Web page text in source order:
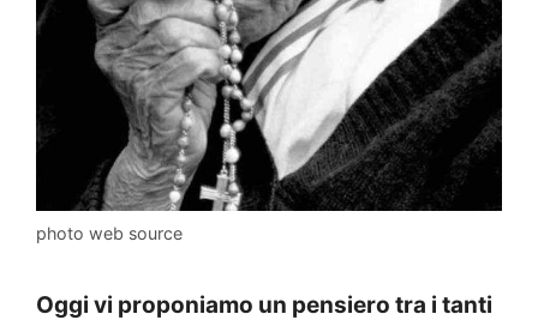
photo web source
Oggi vi proponiamo un pensiero tra i tanti